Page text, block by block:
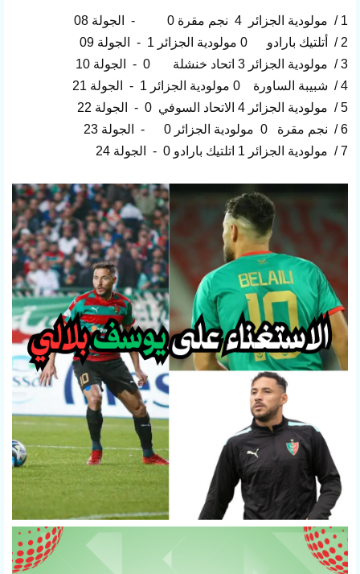
1 / مولودية الجزائر 4 نجم مقرة 0 - الجولة 08
2 / أتلتيك بارادو 0 مولودية الجزائر 1 - الجولة 09
3 / مولودية الجزائر 3 اتحاد خنشلة 0 - الجولة 10
4 / شبيبة الساورة 0 مولودية الجزائر 1 - الجولة 21
5 / مولودية الجزائر 4 الاتحاد السوفي 0 - الجولة 22
6 / نجم مقرة 0 مولودية الجزائر 0 - الجولة 23
7 / مولودية الجزائر 1 اتلتيك بارادو 0 - الجولة 24